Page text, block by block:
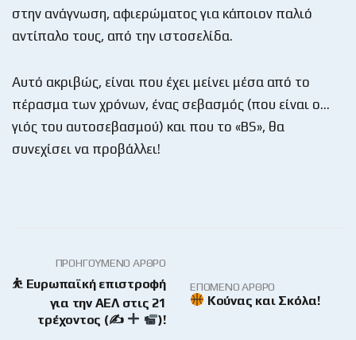
στην ανάγνωση, αφιερώματος για κάποιον παλιό
αντίπαλο τους, από την ιστοσελίδα.
Αυτό ακριβώς, είναι που έχει μείνει μέσα από το
πέρασμα των χρόνων, ένας σεβασμός (που είναι ο…
γιός του αυτοσεβασμού) και που το «BS», θα
συνεχίσει να προβάλλει!
ΠΡΟΗΓΟΎΜΕΝΟ ΆΡΘΡΟ
⛹ Ευρωπαϊκή επιστροφή
για την ΑΕΛ στις 21
τρέχοντος (✍
)!
ΕΠΌΜΕΝΟ ΆΡΘΡΟ
Κούνας και Σκόλα!